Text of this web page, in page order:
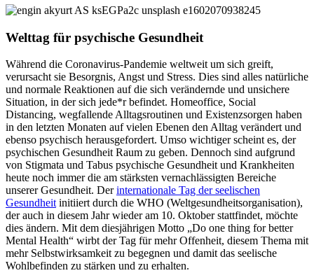
Welttag für psychische Gesundheit
Während die Coronavirus-Pandemie weltweit um sich greift,
verursacht sie Besorgnis, Angst und Stress. Dies sind alles natürliche
und normale Reaktionen auf die sich verändernde und unsichere
Situation, in der sich jede*r befindet. Homeoffice, Social
Distancing, wegfallende Alltagsroutinen und Existenzsorgen haben
in den letzten Monaten auf vielen Ebenen den Alltag verändert und
ebenso psychisch herausgefordert. Umso wichtiger scheint es, der
psychischen Gesundheit Raum zu geben. Dennoch sind aufgrund
von Stigmata und Tabus psychische Gesundheit und Krankheiten
heute noch immer die am stärksten vernachlässigten Bereiche
unserer Gesundheit. Derinternationale Tag der seelischen
Gesundheitinitiiert durch die WHO (Weltgesundheitsorganisation),
der auch in diesem Jahr wieder am 10. Oktober stattfindet, möchte
dies ändern. Mit dem diesjährigen Motto „Do one thing for better
Mental Health“ wirbt der Tag für mehr Offenheit, diesem Thema mit
mehr Selbstwirksamkeit zu begegnen und damit das seelische
Wohlbefinden zu stärken und zu erhalten.